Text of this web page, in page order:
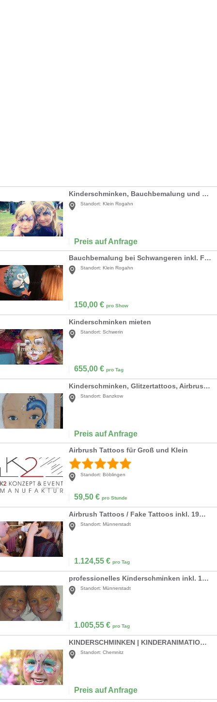
Kinderschminken, Bauchbemalung und Bodypainting
Standort: Klein Rogahn
Preis auf Anfrage
Bauchbemalung bei Schwangeren inkl. Fotoshooting
Standort: Klein Rogahn
150,00 € pro Show
Kinderschminken mieten
Standort: Schwerin
655,00 € pro Tag
Kinderschminken, Glitzertattoos, Airbrushtattoos, Glitzerbar, Eventbausteine, Sandbildworkshop
Standort: Banzkow
Preis auf Anfrage
Airbrush Tattoos für Groß und Klein
Standort: Böblingen
59,50 € pro Stunde
Airbrush Tattoos / Fake Tattoos inkl. 19% MwSt.
Standort: Münnerstadt
1.124,55 € pro Tag
professionelles Kinderschminken inkl. 19% MwSt.
Standort: Münnerstadt
1.005,55 € pro Tag
KINDERSCHMINKEN | KINDERANIMATION | MAKEUP
Standort: Chemnitz
Preis auf Anfrage